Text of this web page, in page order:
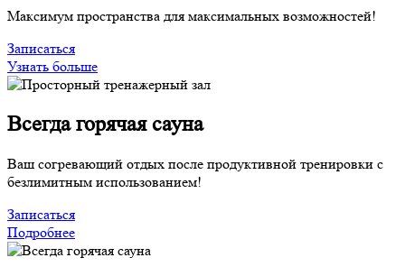
Максимум пространства для максимальных возможностей!
Записаться
Узнать больше
Всегдагорячая сауна
Ваш согревающий отдых после продуктивной тренировки с
безлимитным использованием!
Записаться
Подробнее